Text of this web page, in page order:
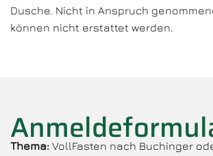
Dusche. Nicht in Anspruch
können nicht erstattet werden.
Thema: VollFasten nach Buchinger